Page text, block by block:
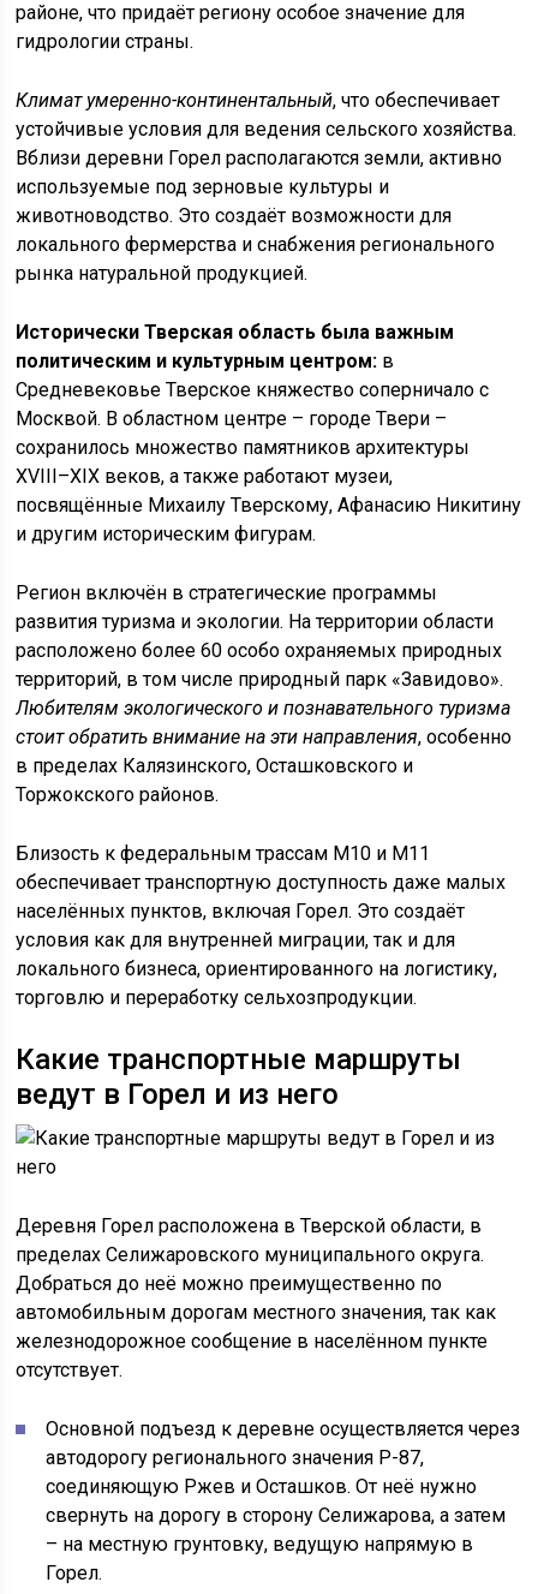
районе, что придаёт региону особое значение для
гидрологии страны.
Климат умеренно-континентальный, что обеспечивает
устойчивые условия для ведения сельского хозяйства.
Вблизи деревни Горел располагаются земли, активно
используемые под зерновые культуры и
животноводство. Это создаёт возможности для
локального фермерства и снабжения регионального
рынка натуральной продукцией.
Исторически Тверская область была важным
политическим и культурным центром: в
Средневековье Тверское княжество соперничало с
Москвой. В областном центре – городе Твери –
сохранилось множество памятников архитектуры
XVIII–XIX веков, а также работают музеи,
посвящённые Михаилу Тверскому, Афанасию Никитину
и другим историческим фигурам.
Регион включён в стратегические программы
развития туризма и экологии. На территории области
расположено более 60 особо охраняемых природных
территорий, в том числе природный парк «Завидово».
Любителям экологического и познавательного туризма
стоит обратить внимание на эти направления, особенно
в пределах Калязинского, Осташковского и
Торжокского районов.
Близость к федеральным трассам М10 и М11
обеспечивает транспортную доступность даже малых
населённых пунктов, включая Горел. Это создаёт
условия как для внутренней миграции, так и для
локального бизнеса, ориентированного на логистику,
торговлю и переработку сельхозпродукции.
Какие транспортные маршруты
ведут в Горел и из него
Деревня Горел расположена в Тверской области, в
пределах Селижаровского муниципального округа.
Добраться до неё можно преимущественно по
автомобильным дорогам местного значения, так как
железнодорожное сообщение в населённом пункте
отсутствует.
Основной подъезд к деревне осуществляется через
автодорогу регионального значения Р-87,
соединяющую Ржев и Осташков. От неё нужно
свернуть на дорогу в сторону Селижарова, а затем
– на местную грунтовку, ведущую напрямую в
Горел.